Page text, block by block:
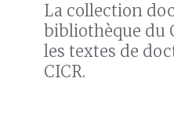
La collection
bibliothèque du
les textes de
CICR.